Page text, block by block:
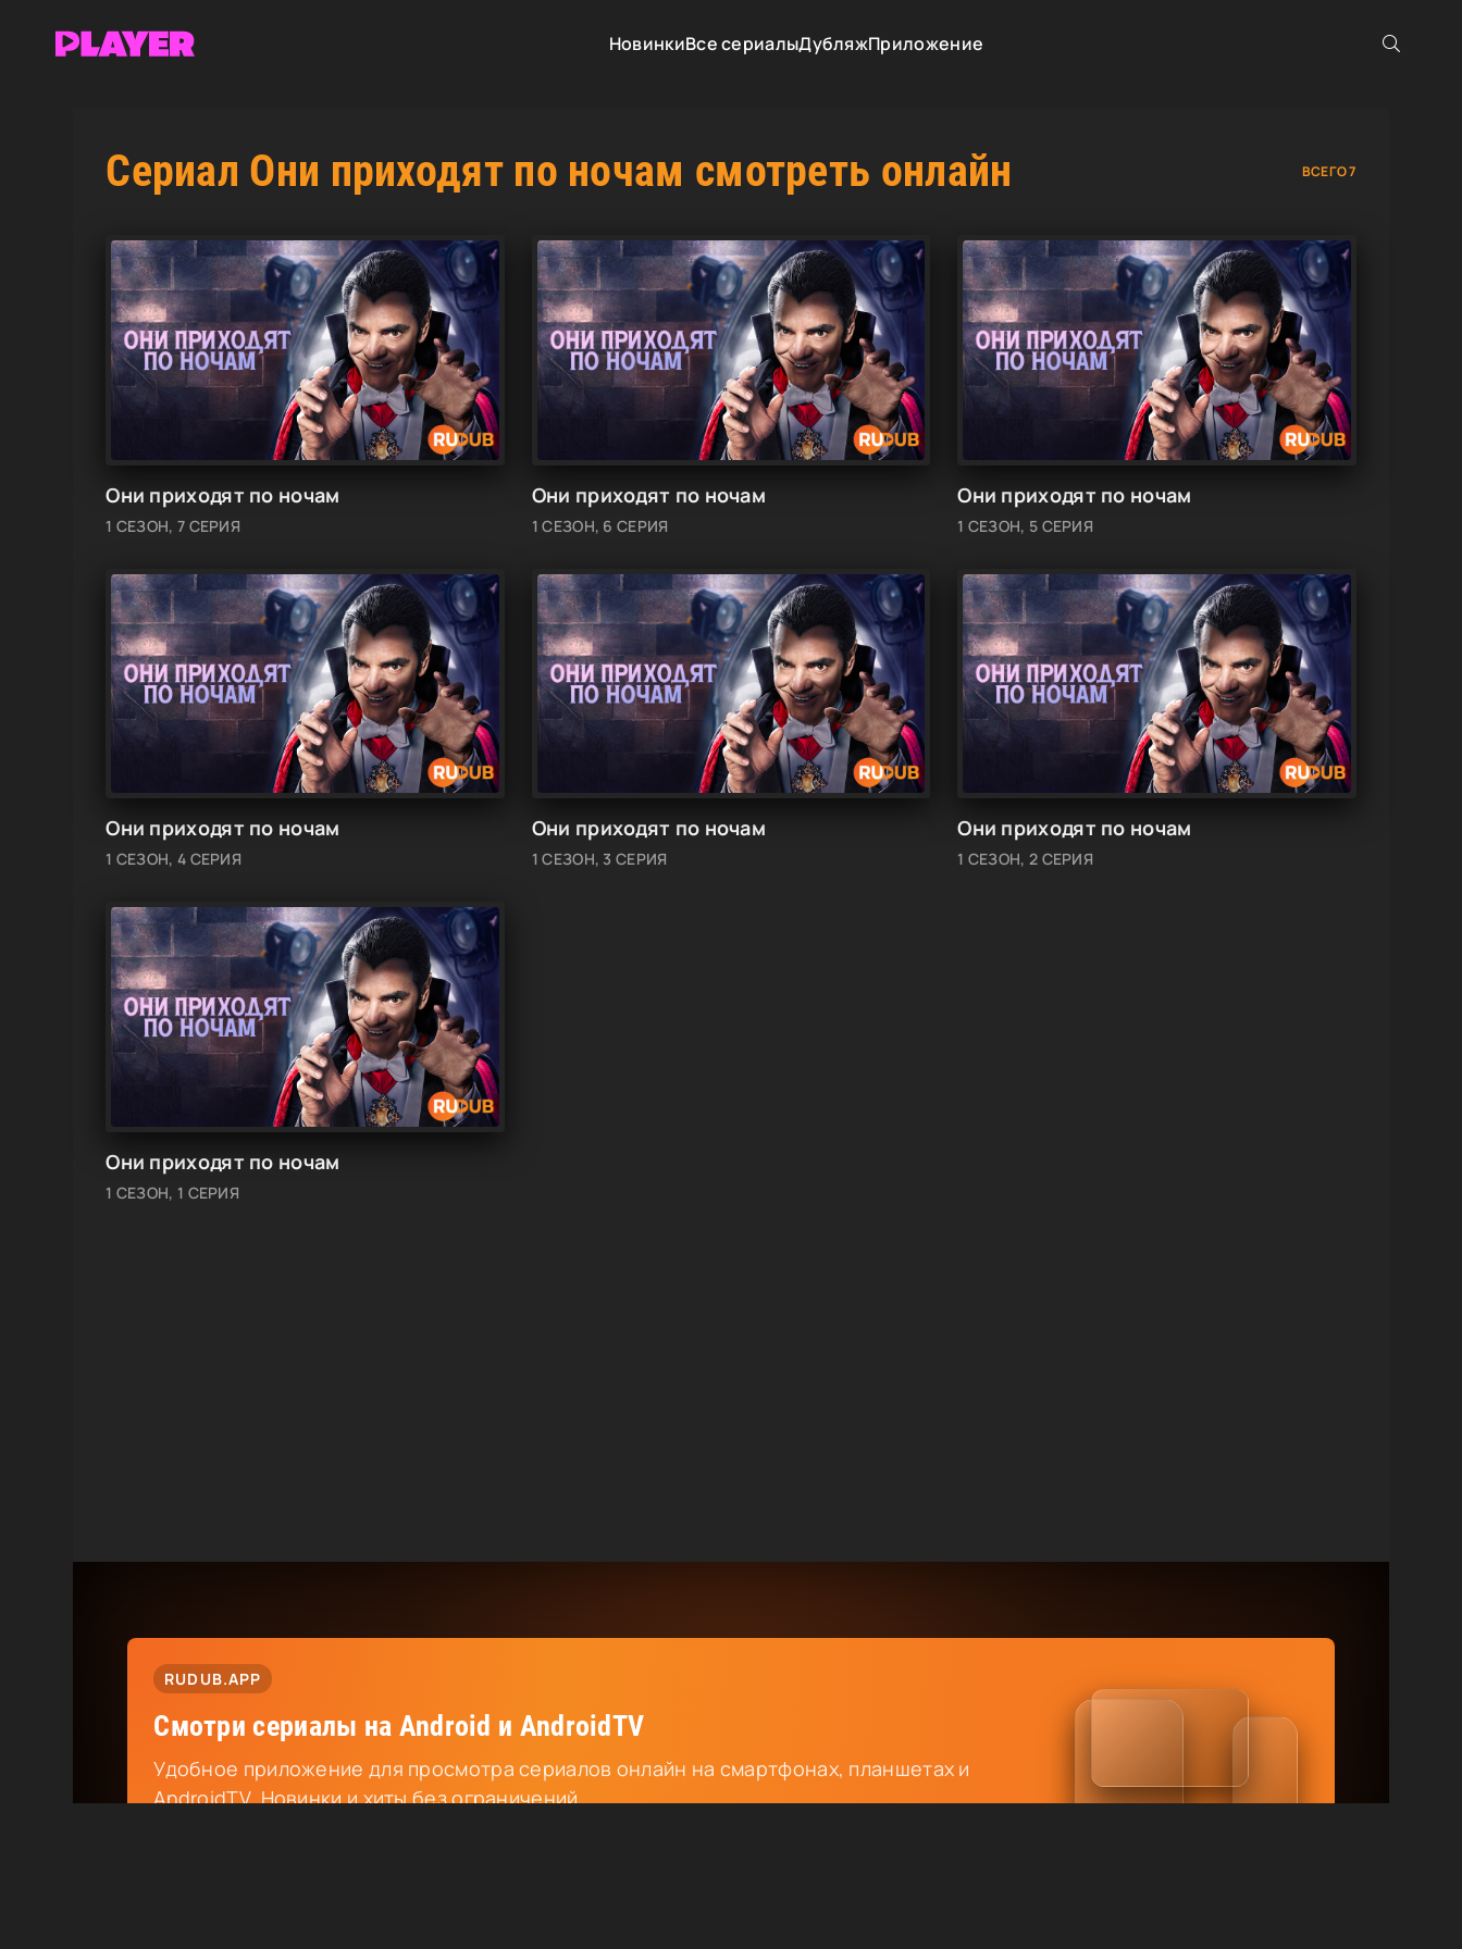
НовинкиВсе сериалыДубляжПриложение
Сериал Они приходят по ночам смотреть онлайн ВСЕГО 7
Они приходят по ночам
1 СЕЗОН, 7 СЕРИЯ
Они приходят по ночам
1 СЕЗОН, 6 СЕРИЯ
Они приходят по ночам
1 СЕЗОН, 5 СЕРИЯ
Они приходят по ночам
1 СЕЗОН, 4 СЕРИЯ
Они приходят по ночам
1 СЕЗОН, 3 СЕРИЯ
Они приходят по ночам
1 СЕЗОН, 2 СЕРИЯ
Они приходят по ночам
1 СЕЗОН, 1 СЕРИЯ
RUDUB.APP
Смотри сериалы на Android и AndroidTV
Удобное приложение для просмотра сериалов онлайн на смартфонах, планшетах и
AndroidTV. Новинки и хиты без ограничений.